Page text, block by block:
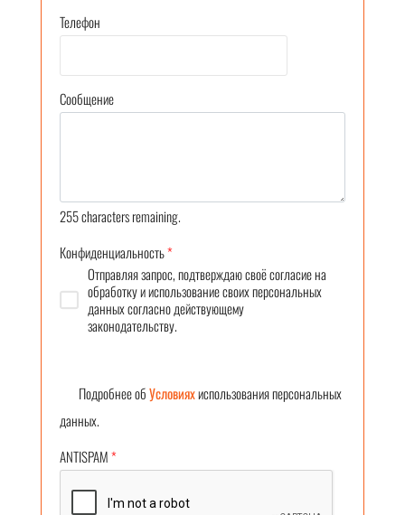
Телефон
Сообщение
255characters remaining.
Конфиденциальность*
Отправляя запрос, подтверждаю своё согласие на
обработку и использование своих персональных
данных согласно действующему
законодательству.
Подробнее обУсловияхиспользования персональных
данных.
ANTISPAM*